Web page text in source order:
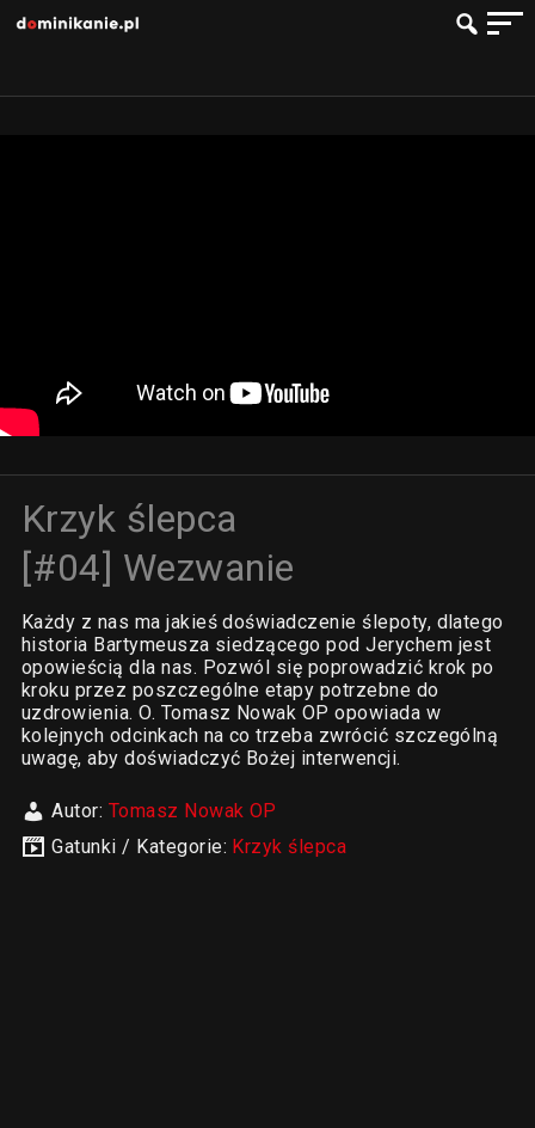
Krzyk ślepca
[#04] Wezwanie
Każdy z nas ma jakieś doświadczenie ślepoty, dlatego
historia Bartymeusza siedzącego pod Jerychem jest
opowieścią dla nas. Pozwól się poprowadzić krok po
kroku przez poszczególne etapy potrzebne do
uzdrowienia. O. Tomasz Nowak OP opowiada w
kolejnych odcinkach na co trzeba zwrócić szczególną
uwagę, aby doświadczyć Bożej interwencji.
Autor: Tomasz Nowak OP
Gatunki / Kategorie: Krzyk ślepca